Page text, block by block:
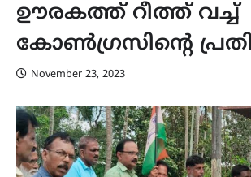
ഊരകത്ത് റീത്ത് വച്ച്
കോൺഗ്രസിന്‍റെ
November 23, 2023